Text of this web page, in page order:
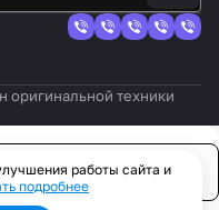
оригинальной техники
работы сайта и
подробнее